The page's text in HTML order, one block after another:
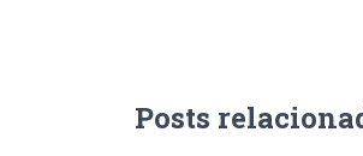
Posts